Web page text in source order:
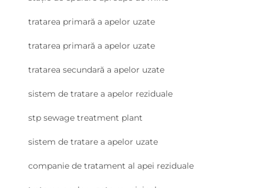
tratarea primară a apelor uzate
tratarea primară a apelor uzate
tratarea secundară a apelor uzate
sistem de tratare a apelor reziduale
stp sewage treatment plant
sistem de tratare a apelor uzate
companie de tratament al apei reziduale